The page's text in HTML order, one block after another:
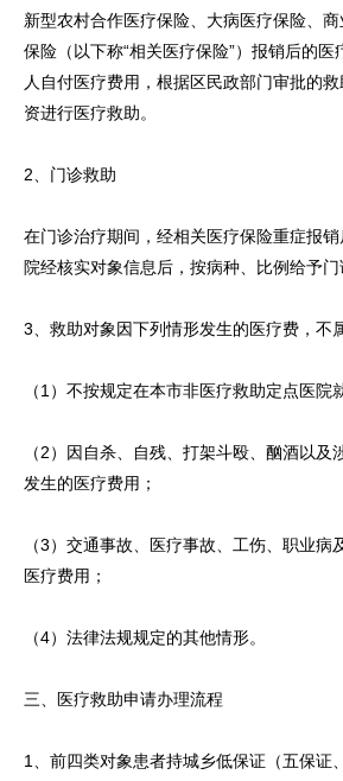
新型农村合作医疗保险、大病医疗保险、
保险（以下称“相关医疗保险”）报销后的
人自付医疗费用，根据区民政部门审批的
资进行医疗救助。
2、门诊救助
在门诊治疗期间，经相关医疗保险重症报
院经核实对象信息后，按病种、比例给予门
3、救助对象因下列情形发生的医疗费，不
（1）不按规定在本市非医疗救助定点医院
（2）因自杀、自残、打架斗殴、酗酒以及
发生的医疗费用；
（3）交通事故、医疗事故、工伤、职业病
医疗费用；
（4）法律法规规定的其他情形。
三、医疗救助申请办理流程
1、前四类对象患者持城乡低保证（五保证